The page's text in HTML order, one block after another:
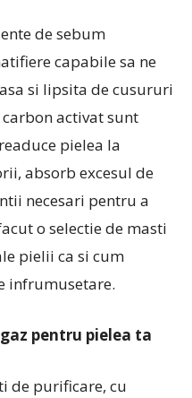
de sebum
capabile sa ne
si lipsita de cusururi
activat sunt
pielea la
absorb excesul de
necesari pentru a
o selectie de masti
pielii ca si cum
infrumusetare.
pentru pielea ta
de purificare, cu